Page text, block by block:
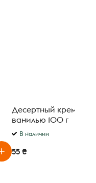
Десертный крем Elle-
ванилью 100 г
В наличии
55 ₴